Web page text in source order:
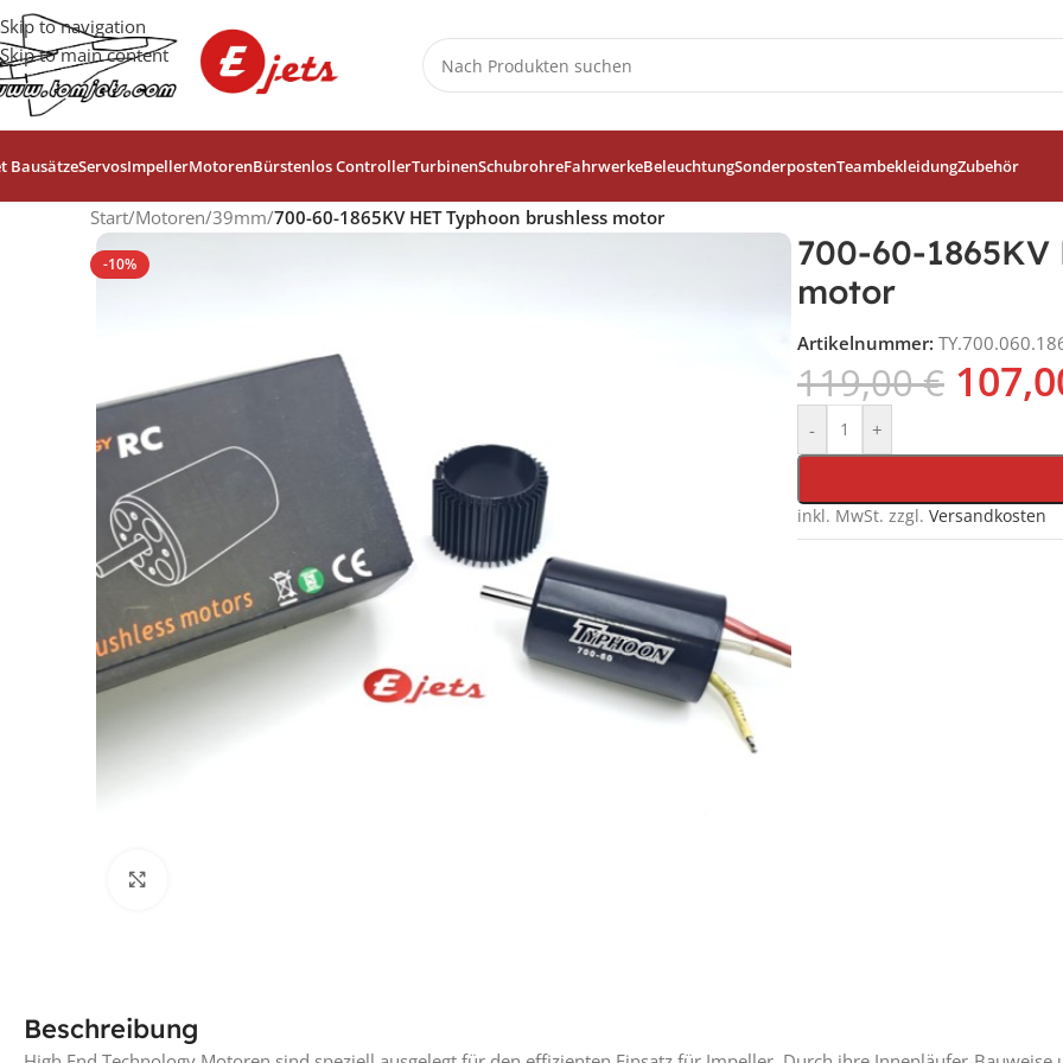
Skip to navigation
Skip to main content
BausätzeServosImpellerMotorenBürstenlos ControllerTurbinenSchubrohreFahrwerkeBeleuchtungSonderpostenTeambekleidungZubehör
Start/Motoren/39mm/700-60-1865KV HET Typhoon brushless motor
-10%
700-60-1865KV
motor
Artikelnummer:
119,00€
- +
inkl. MwSt. zzgl. Versandkosten
Beschreibung